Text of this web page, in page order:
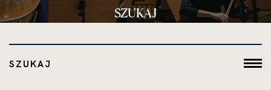
SZUKAJ
SZUKAJ